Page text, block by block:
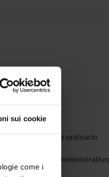
sui cookie
come i
Professore ordinario
Tecnico-Amministrativo